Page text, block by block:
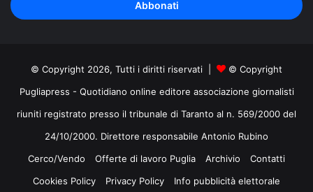
indirizzo
mail
© Copyright 2026, Tutti i diritti riservati |
© Copyright
Pugliapress - Quotidiano online editore associazione giornalisti
riuniti registrato presso il tribunale di Taranto al n. 569/2000 del
24/10/2000. Direttore responsabile Antonio Rubino
Cerco/Vendo
Offerte di lavoro Puglia Archivio
Contatti
Cookies Policy
Privacy Policy Info pubblicità elettorale